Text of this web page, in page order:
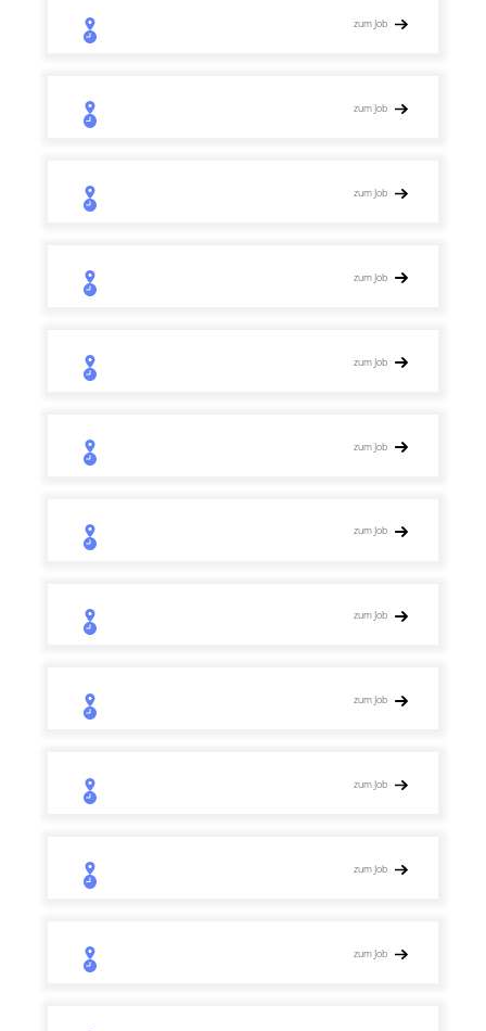
zum Job
zum Job
zum Job
zum Job
zum Job
zum Job
zum Job
zum Job
zum Job
zum Job
zum Job
zum Job